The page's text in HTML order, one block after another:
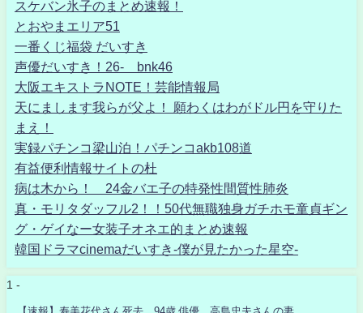
スケバン氷子のまとめ速報！
とおやまエリア51
一番くじ福袋 だいすき
声優だいすき！26- bnk46
大阪エキストラNOTE！芸能情報局
天にまします我らが父よ！ 願わくはわがドル円を守りた
まえ！
実録パチンコ梁山泊！パチンコakb108道
有益便利情報サイトの杜
病は木から！ 24金バエ子の特発性間質性肺炎
真・モリタダッフル2！！50代無職独身ガチホモ童貞ギン
グ・ゲイなー女装子オネエ的まとめ速報
韓国ドラマcinemaだいすき-僕が見たかった星空-
1 -
【速報】寿美花代さん死去、94歳 俳優、高島忠夫さんの妻